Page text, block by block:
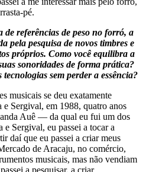
pé.
referências de peso no forró, a
pela pesquisa de novos timbres e
próprios. Como você equilibra a
sonoridades de forma prática?
sem perder a essência?
musicais se deu exatamente
Sergival, em 1988, quatro anos
Auê — da qual eu fui um dos
Sergival, eu passei a tocar a
daí que eu passei a criar meus
de Aracaju, no comércio,
musicais, mas não vendiam
a pesquisar, a criar